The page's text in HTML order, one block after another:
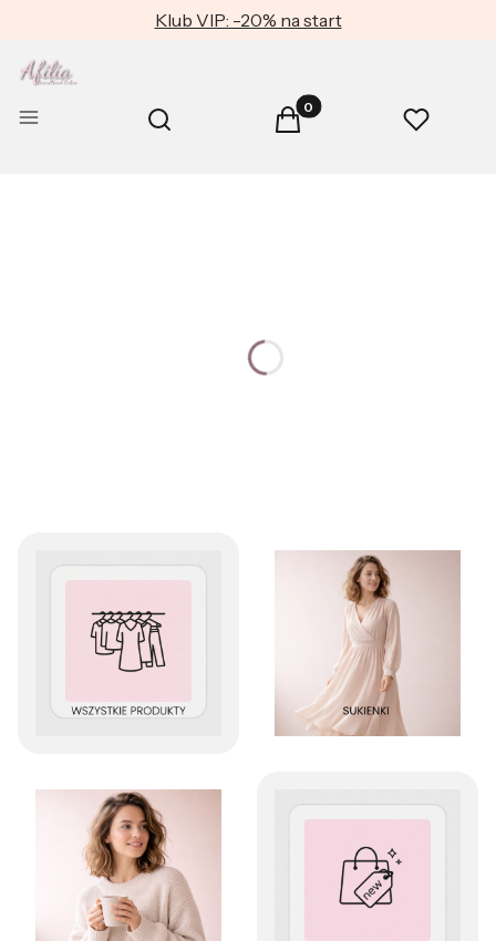
Klub VIP: -20% na start
Menu Otwórz wyszukiwarkę
Szukaj Produkty w koszyku: 0.
Koszyk Ulubione